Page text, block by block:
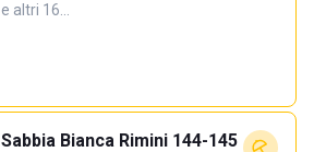
e altri 16…
Sabbia Bianca Rimini 144-145